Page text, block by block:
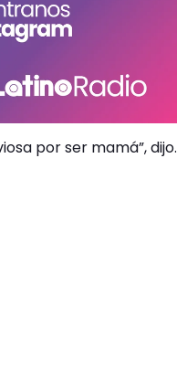
por ser mamá”, dijo.